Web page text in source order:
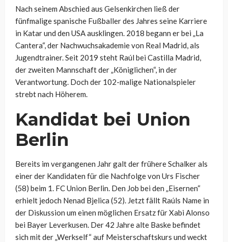
Nach seinem Abschied aus Gelsenkirchen ließ der
fünfmalige spanische Fußballer des Jahres seine Karriere
in Katar und den USA ausklingen. 2018 begann er bei „La
Cantera“, der Nachwuchsakademie von Real Madrid, als
Jugendtrainer. Seit 2019 steht Raúl bei Castilla Madrid,
der zweiten Mannschaft der „Königlichen“, in der
Verantwortung. Doch der 102-malige Nationalspieler
strebt nach Höherem.
Kandidat bei Union
Berlin
Bereits im vergangenen Jahr galt der frühere Schalker als
einer der Kandidaten für die Nachfolge von Urs Fischer
(58) beim 1. FC Union Berlin. Den Job bei den „Eisernen“
erhielt jedoch Nenad Bjelica (52). Jetzt fällt Raúls Name in
der Diskussion um einen möglichen Ersatz für Xabi Alonso
bei Bayer Leverkusen. Der 42 Jahre alte Baske befindet
sich mit der „Werkself“ auf Meisterschaftskurs und weckt